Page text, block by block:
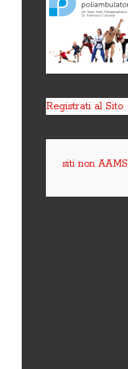
Registrati al Sito
siti non AAMS